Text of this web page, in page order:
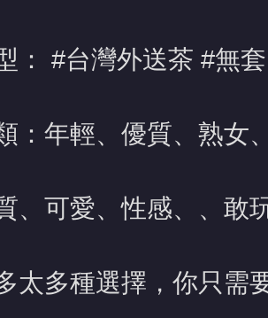
： #台灣外送茶 #無
：年輕、優質、熟女
、可愛、性感、、敢
太多種選擇，你只需